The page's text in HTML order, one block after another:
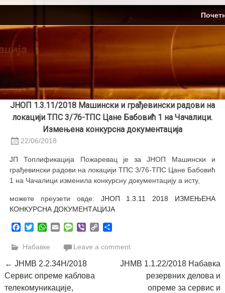
Skip
content
ЈНОП 1.3.11/2018 Машински и грађевински радови на
локацији ТПС 3/76-ТПС Цане Бабовић 1 на Чачалици.
Измењена конкурсна документација
22/06/2018
ЈП Топлификација Пожаревац је за ЈНОП Машински и
грађевински радови на локацији ТПС 3/76-ТПС Цане Бабовић
1 на Чачалици изменила конкурсну документацију а исту,
можете преузети овде: ЈНОП 1.3.11 2018 ИЗМЕЊЕНА
КОНКУРСНА ДОКУМЕНТАЦИЈА
Facebook
TwitterWhatsApp
EmailMessage
ViberCopy
Набавке Leave a comment
Post
navigation
← ЈНМВ 2.2.34Н/2018
Сервис опреме каблова
телекомуникације,
JНМВ 1.1.22/2018 Набавка
резервних делова и
опреме за сервис и